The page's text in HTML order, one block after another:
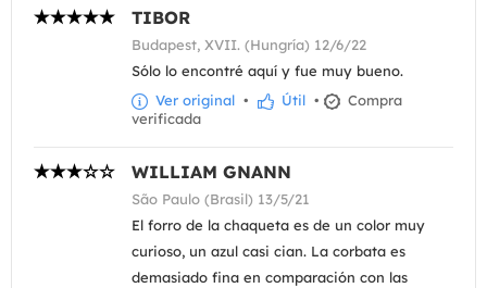
TIBOR
Budapest, XVII. (Hungría) 12/6/22
Sólo lo encontré aquí y fue muy bueno.
Ver original • Útil •
Compra
verificada
WILLIAM GNANN
São Paulo (Brasil) 13/5/21
El forro de la chaqueta es de un color muy
curioso, un azul casi cian. La corbata es
demasiado fina en comparación con las